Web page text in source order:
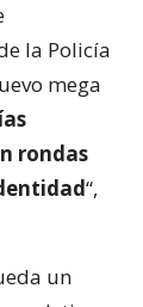
la Policía
mega
rondas
“,
un